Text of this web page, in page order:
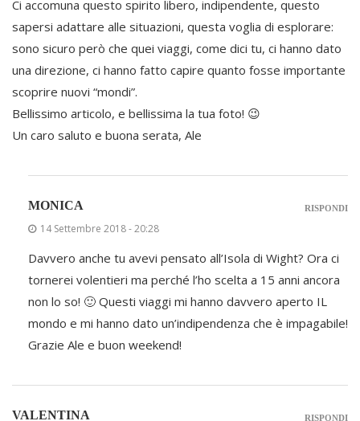
Ci accomuna questo spirito libero, indipendente, questo
sapersi adattare alle situazioni, questa voglia di esplorare:
sono sicuro però che quei viaggi, come dici tu, ci hanno dato
una direzione, ci hanno fatto capire quanto fosse importante
scoprire nuovi “mondi”.
Bellissimo articolo, e bellissima la tua foto! 😉
Un caro saluto e buona serata, Ale
MONICA
14 Settembre 2018 - 20:28
Davvero anche tu avevi pensato all’Isola di Wight? Ora ci
tornerei volentieri ma perché l’ho scelta a 15 anni ancora
non lo so! 🙂 Questi viaggi mi hanno davvero aperto IL
mondo e mi hanno dato un’indipendenza che è impagabile!
Grazie Ale e buon weekend!
RISPONDI
VALENTINA
RISPONDI